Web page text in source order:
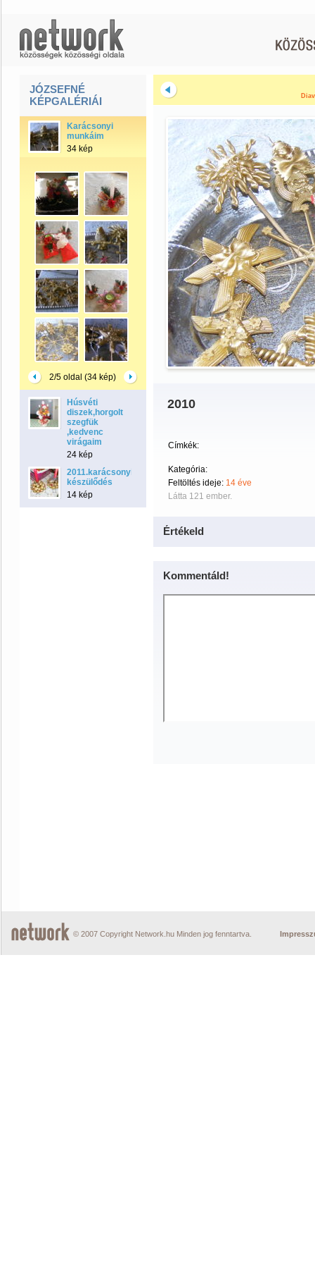
JÓZSEFNÉ
KÉPGALÉRIÁI
Karácsonyi
munkáim
34 kép
2/5 oldal (34 kép)
Húsvéti
diszek,horgolt
szegfük
,kedvenc
virágaim
24 kép
2011.karácsonyi
készülődés
14 kép
2010
Címkék:
Kategória:
Feltöltés ideje: 14 éve
Látta 121 ember.
Értékeld
Kommentáld!
© 2007 Copyright Network.hu Minden jog fenntartva.